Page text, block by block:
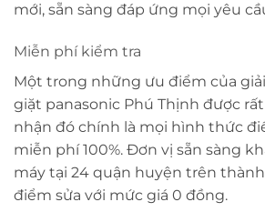
mới, sẵn sàng đáp ứng mọi yêu
Miễn phí kiểm tra
Một trong những ưu điểm của
giặt panasonic Phú Thịnh được
nhận đó chính là mọi hình thức
miễn phí 100%. Đơn vị sẵn sàng
máy tại 24 quận huyện trên
điểm sửa với mức giá 0 đồng.